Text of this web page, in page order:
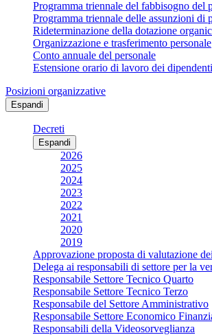
Programma triennale del fabbisogno del
Programma triennale delle assunzioni di
Rideterminazione della dotazione
Organizzazione e trasferimento personale
Conto annuale del personale
Estensione orario di lavoro dei
Posizioni organizzative
Espandi
Decreti
Espandi
2026
2025
2024
2023
2022
2021
2020
2019
Approvazione proposta di valutazione
Delega ai responsabili di settore per la
Responsabile Settore Tecnico Quarto
Responsabile Settore Tecnico Terzo
Responsabile del Settore Amministrativo
Responsabile Settore Economico
Responsabili della Videosorveglianza